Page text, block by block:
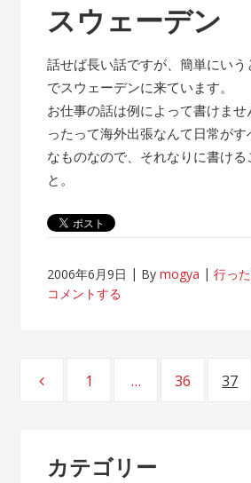
スウェーデン
話せば長い話ですが、簡単にい
でスウェーデンに来ています。
お仕事の話は例によって書けま
ったって海外出張なんて日常が
なものなので、それなりに書け
と。
2006年6月9日 Bymogya
行っ
コメントする
投
ページ
1 … ページ
36 ペー
37
カテゴリー